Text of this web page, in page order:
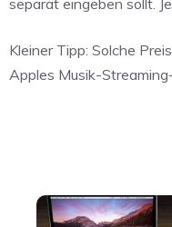
separat eingeben sollt.
Kleiner Tipp: Solche
Apples Musik-